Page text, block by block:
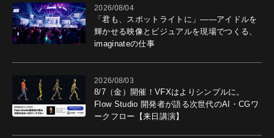
2026/08/04
「君も、スポットライトに」――アイドルを
輝かせる映像とビジュアルを現場でつくる、
imaginateの仕事
2026/08/03
8/7（金）開催！VFXはよりシンプルに。
Flow Studio 開発者が語る次世代のAI・CGワ
ークフロー【来日講演】